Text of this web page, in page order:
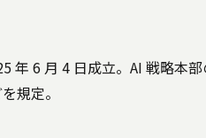
年 6 月 4 日成立。AI 戦略本
規定。